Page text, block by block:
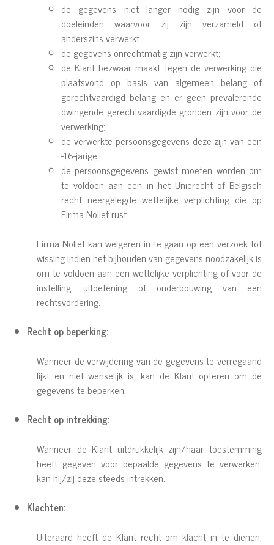
de gegevens niet langer nodig zijn voor de
doeleinden waarvoor zij zijn verzameld of
anderszins verwerkt
de gegevens onrechtmatig zijn verwerkt;
de Klant bezwaar maakt tegen de verwerking die
plaatsvond op basis van algemeen belang of
gerechtvaardigd belang en er geen prevalerende
dwingende gerechtvaardigde gronden zijn voor de
verwerking;
de verwerkte persoonsgegevens deze zijn van een
-16-jarige;
de persoonsgegevens gewist moeten worden om
te voldoen aan een in het Unierecht of Belgisch
recht neergelegde wettelijke verplichting die op
Firma Nollet rust.
Firma Nollet kan weigeren in te gaan op een verzoek tot
wissing indien het bijhouden van gegevens noodzakelijk is
om te voldoen aan een wettelijke verplichting of voor de
instelling, uitoefening of onderbouwing van een
rechtsvordering.
Recht op beperking:
Wanneer de verwijdering van de gegevens te verregaand
lijkt en niet wenselijk is, kan de Klant opteren om de
gegevens te beperken.
Recht op intrekking:
Wanneer de Klant uitdrukkelijk zijn/haar toestemming
heeft gegeven voor bepaalde gegevens te verwerken,
kan hij/zij deze steeds intrekken.
Klachten:
Uiteraard heeft de Klant recht om klacht in te dienen,